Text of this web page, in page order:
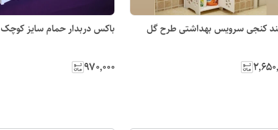
کنجی سرویس بهداشتی طرح گل باکس دربدار حمام سایز کوچک
۹۷۰٬۰۰۰